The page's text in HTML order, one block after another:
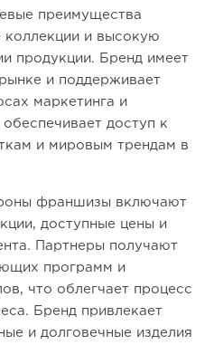
преимущества
и высокую
продукции. Бренд имеет
и поддерживает
маркетинга и
доступ к
и мировым трендам в
франшизы включают
доступные цены и
Партнеры получают
программ и
что облегчает процесс
Бренд привлекает
и долговечные изделия